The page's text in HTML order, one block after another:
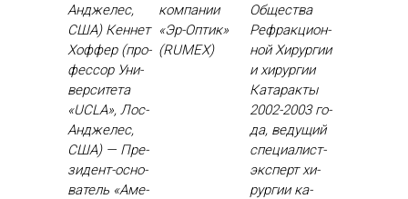
Анджелес,
США) Кен­нет
Хоф­фер (про­
фес­сор Уни­
вер­си­тета
«UCLA», Лос-
Ан­дже­лес,
США) — Пре­
зидент-ос­но­
ватель «Аме­
компании
«Эр-Оптик»
(RUMEX)
Об­щес­тва
Реф­ракци­он­
ной Хи­рур­гии
и хи­рур­гии
Ка­тарак­ты
2002-2003 го­
да, ве­дущий
спе­ци­алист-
эк­сперт хи­
рур­гии ка­